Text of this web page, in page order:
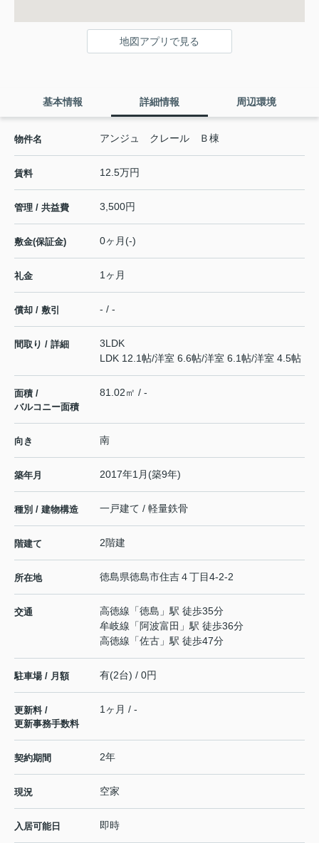
地図アプリで見る
基本情報 詳細情報 周辺環境
物件名 アンジュ クレール Ｂ棟
賃料 12.5万円
管理 / 共益費 3,500円
敷金(保証金) 0ヶ月(-)
礼金 1ヶ月
償却 / 敷引 - / -
間取り / 詳細
3LDK
LDK 12.1帖/洋室 6.6帖/洋室 6.1帖/洋室 4.5帖
面積 /
バルコニー面積
81.02㎡ / -
向き 南
築年月 2017年1月(築9年)
種別 / 建物構造 一戸建て / 軽量鉄骨
階建て 2階建
所在地 徳島県徳島市住吉４丁目4-2-2
交通 高徳線 「徳島 」駅 徒歩35分
牟岐線 「阿波富田 」駅 徒歩36分
高徳線 「佐古 」駅 徒歩47分
駐車場 / 月額 有(2台) / 0円
更新料 /
更新事務手数料
1ヶ月 / -
契約期間 2年
現況 空家
入居可能日 即時